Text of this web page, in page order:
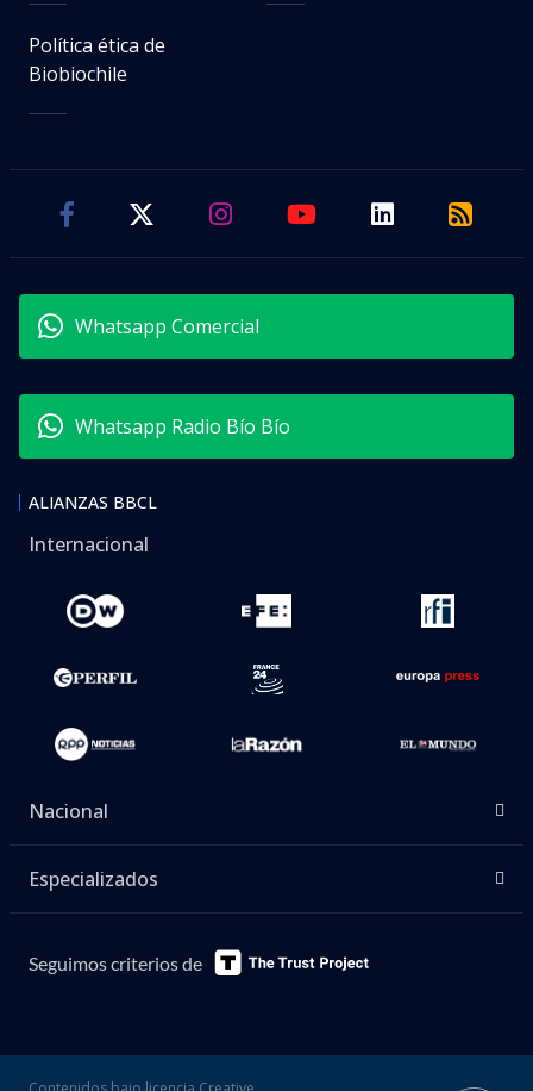
Política ética de
Biobiochile
Whatsapp Comercial
Whatsapp Radio Bío Bío
ALIANZAS BBCL
Internacional
Nacional
Especializados
Seguimos criterios de